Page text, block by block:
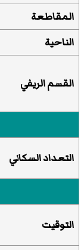
المقاطعة
الناحية
القسم الريفي
التعداد السكاني
التوقيت